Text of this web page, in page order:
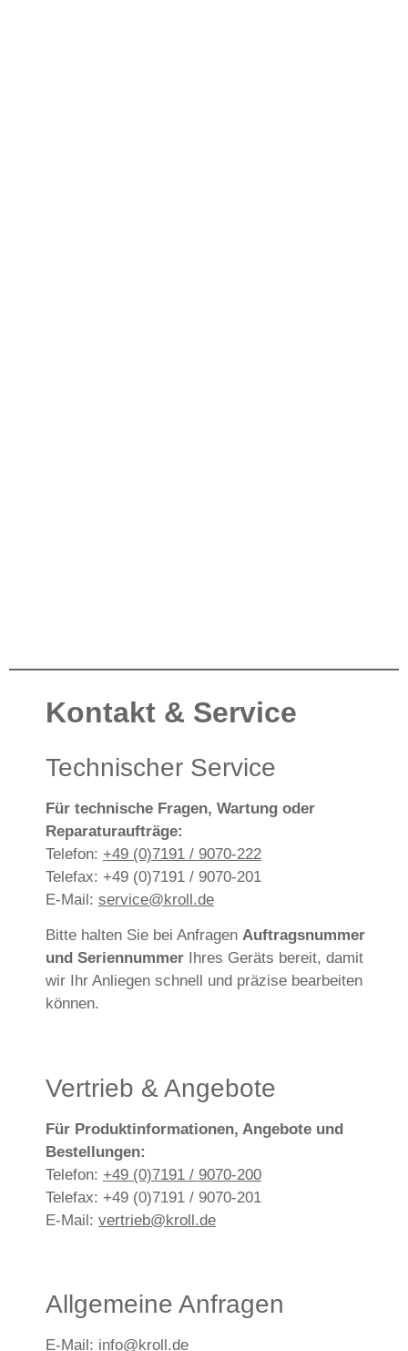
Kontakt & Service
Technischer Service
Für technische Fragen, Wartung oder
Reparaturaufträge:
Telefon: +49 (0)7191 / 9070-222
Telefax: +49 (0)7191 / 9070-201
E-Mail: service@kroll.de
Bitte halten Sie bei Anfragen Auftragsnummer
und Seriennummer Ihres Geräts bereit, damit
wir Ihr Anliegen schnell und präzise bearbeiten
können.
Vertrieb & Angebote
Für Produktinformationen, Angebote und
Bestellungen:
Telefon: +49 (0)7191 / 9070-200
Telefax: +49 (0)7191 / 9070-201
E-Mail: vertrieb@kroll.de
Allgemeine Anfragen
E-Mail: info@kroll.de